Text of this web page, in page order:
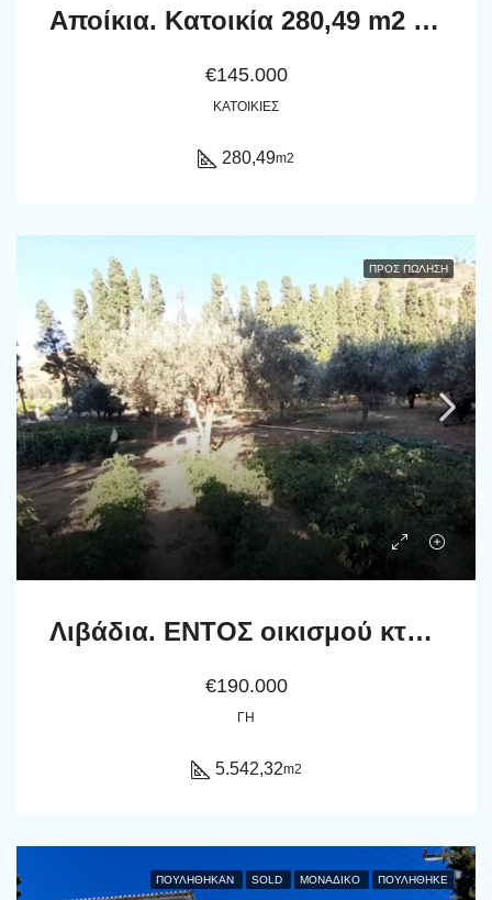
Αποίκια. Kατοικία 280,49 m2 σε οικόπεδο 835,44 m2 με ποτιστικό νερό, στέρνα και θέα.
€145.000
ΚΑΤΟΙΚΊΕΣ
280,49m2
ΠΡΟΣ ΠΏΛΗΣΗ
Λιβάδια. ΕΝΤΟΣ οικισμού κτήμα 5.542 m2 οικοδομήσιμο, με γεώτρηση και νερό
€190.000
ΓΗ
5.542,32m2
ΠΟΥΛΉΘΗΚΑΝ SOLD ΜΟΝΑΔΙΚΌ ΠΟΥΛΗΘΗΚΕ